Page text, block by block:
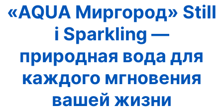
«AQUA Миргород» Still
і Sparkling —
природная вода для
каждого мгновения
вашей жизни